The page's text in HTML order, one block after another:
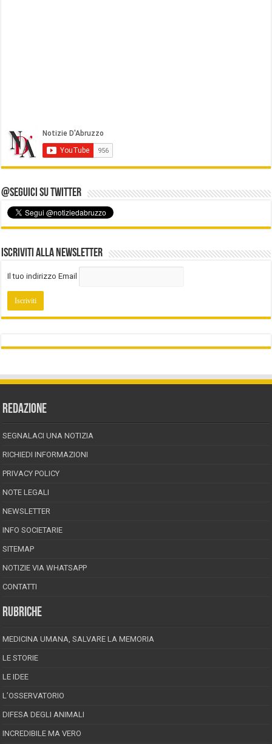
@Seguici su Twitter
Iscriviti alla Newsletter
Il tuo indirizzo Email
REDAZIONE
SEGNALACI UNA NOTIZIA
RICHIEDI INFORMAZIONI
PRIVACY POLICY
NOTE LEGALI
NEWSLETTER
INFO SOCIETARIE
SITEMAP
NOTIZIE VIA WHATSAPP
CONTATTI
RUBRICHE
MEDICINA UMANA, SALVARE LA MEMORIA
LE STORIE
LE IDEE
L’OSSERVATORIO
DIFESA DEGLI ANIMALI
INCREDIBILE MA VERO